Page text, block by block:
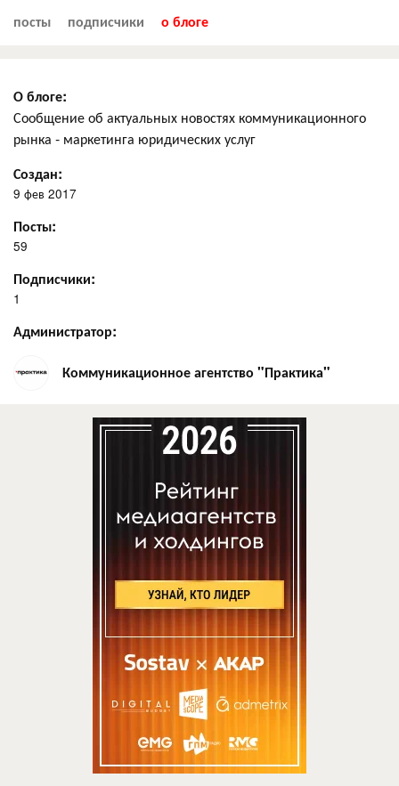
посты подписчики о блоге
О блоге:
Сообщение об актуальных новостях коммуникационного
рынка - маркетинга юридических услуг
Создан:
9 фев 2017
Посты:
59
Подписчики:
1
Администратор:
Коммуникационное агентство "Практика"